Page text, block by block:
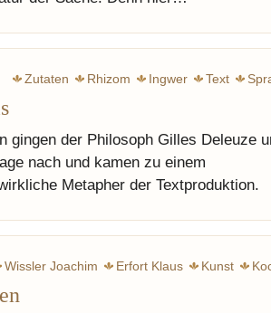
Zutaten Rhizom Ingwer Text
gingen der Philosoph Gilles Deleuze
nach und kamen zu einem
Metapher der Textproduktion.
Wissler Joachim Erfort Klaus Kunst